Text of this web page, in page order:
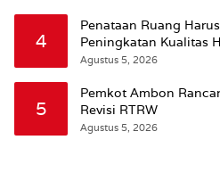
4
Penataan Ruang
Peningkatan Kualitas
Wattimena: Revisi RT-
Agustus 5, 2026
5
Pemkot Ambon
Revisi RTRW
Agustus 5, 2026